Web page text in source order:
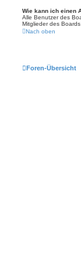
Wie kann ich einen
Alle Benutzer des
Mitglieder des
Nach oben
Foren-Übersicht